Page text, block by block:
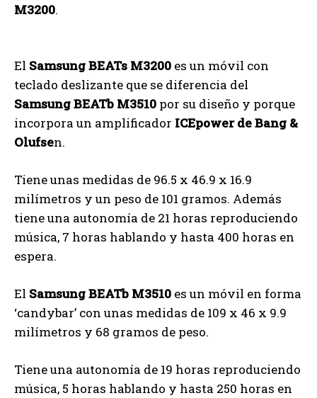
M3200.
El Samsung BEATs M3200 es un móvil con
teclado deslizante que se diferencia del
Samsung BEATb M3510 por su diseño y porque
incorpora un amplificador ICEpower de Bang &
Olufsen.
Tiene unas medidas de 96.5 x 46.9 x 16.9
milímetros y un peso de 101 gramos. Además
tiene una autonomía de 21 horas reproduciendo
música, 7 horas hablando y hasta 400 horas en
espera.
El Samsung BEATb M3510 es un móvil en forma
‘candybar’ con unas medidas de 109 x 46 x 9.9
milímetros y 68 gramos de peso.
Tiene una autonomía de 19 horas reproduciendo
música, 5 horas hablando y hasta 250 horas en